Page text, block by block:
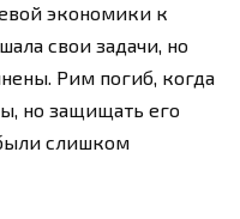
экономики к
свои задачи, но
Рим погиб, когда
но защищать его
слишком